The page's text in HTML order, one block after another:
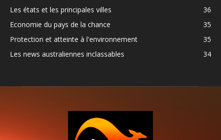
Les états et les principales villes
36
Economie du pays de la chance
35
Protection et atteinte à l'environnement
35
Les news australiennes inclassables
34